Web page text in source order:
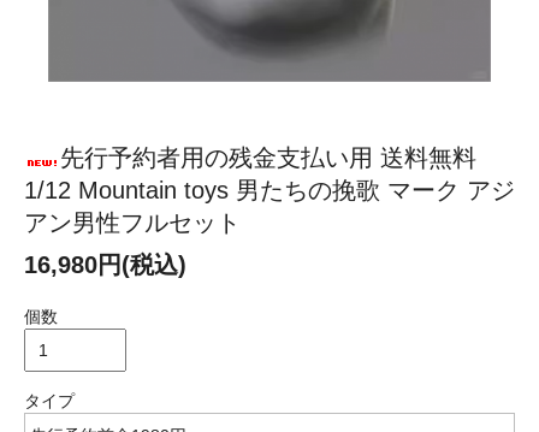
先行予約者用の残金支払い用 送料無料
1/12 Mountain toys 男たちの挽歌 マーク アジ
アン男性フルセット
16,980円(税込)
個数
タイプ